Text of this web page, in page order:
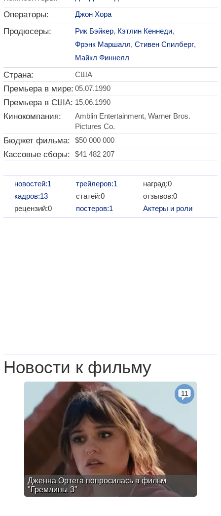
Операторы: Джон Хора
Продюсеры: Рик Бэйкер, Кэтлин Кеннеди,
Фрэнк Маршалл, Стивен Спилберг,
Майкл Финнелл
Страна: США
Премьера в мире: 05.07.1990
Премьера в США: 15.06.1990
Кинокомпания:
Amblin Entertainment, Warner Bros.
Pictures Co.
Бюджет фильма: $50 000 000
Кассовые сборы: $41 482 207
новостей:1
кадров:13
рецензий:0
трейлеров:1
статей:0
постеров:1
наград:0
отзывов:0
Актеры и роли
Новости к фильму
Дженна Ортега попросилась в фильм
"Гремлины 3"
11